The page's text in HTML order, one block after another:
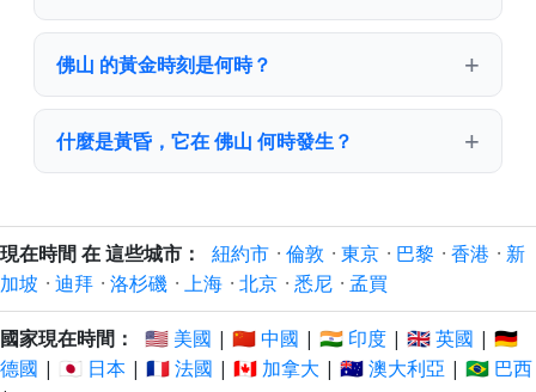
佛山 的黃金時刻是何時？
什麼是黃昏，它在 佛山 何時發生？
現在時間 在 這些城市： 紐約市 · 倫敦 · 東京 · 巴黎 · 香港 · 新
加坡 · 迪拜 · 洛杉磯 · 上海 · 北京 · 悉尼 · 孟買
國家現在時間： 🇺🇸 美國 | 🇨🇳 中國 | 🇮🇳 印度 | 🇬🇧 英國 | 🇩🇪
德國 | 🇯🇵 日本 | 🇫🇷 法國 | 🇨🇦 加拿大 | 🇦🇺 澳大利亞 | 🇧🇷 巴西